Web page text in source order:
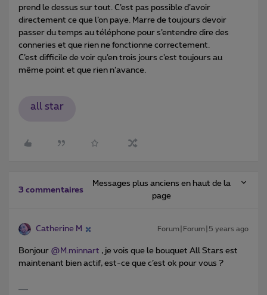
prend le dessus sur tout. C’est pas possible d’avoir
directement ce que l’on paye. Marre de toujours devoir
passer du temps au téléphone pour s’entendre dire des
conneries et que rien ne fonctionne correctement.
C’est difficile de voir qu’en trois jours c’est toujours au
même point et que rien n’avance.
all star
3 commentaires
Messages plus anciens en haut de la
page
Catherine M Forum|Forum|5 years ago
Bonjour @M.minnart , je vois que le bouquet All Stars est
maintenant bien actif, est-ce que c’est ok pour vous ?